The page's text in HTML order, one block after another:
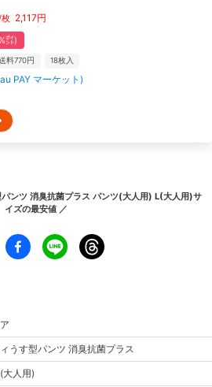
2,117円
㌽)
料770円 18枚入
PAY マーケット)
パンツ 消臭抗菌プラス パンツ(大人用) L(大人用)サ
イズの最安値 ／
うす型パンツ 消臭抗菌プラス
大人用)